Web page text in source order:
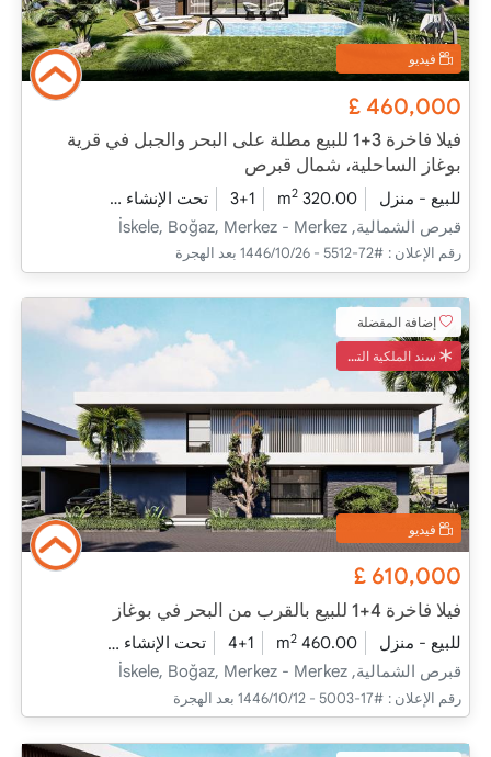
فيديو
460,000
£
فيلا فاخرة 3+1 للبيع مطلة على البحر والجبل في قرية
بوغاز الساحلية، شمال قبرص
للبيع - منزل 320.00 m
2
3+1 تحت الإنشاء
قبرص الشمالية, İskele, Boğaz, Merkez - Merkez
رقم الإعلان : #72-5512 - 26‏‏/10‏‏/1446 بعد الهجرة
إضافة المفضلة
سند الملكية التركي
فيديو
610,000
£
فيلا فاخرة 4+1 للبيع بالقرب من البحر في بوغاز
للبيع - منزل 460.00 m
2
4+1 تحت الإنشاء
قبرص الشمالية, İskele, Boğaz, Merkez - Merkez
رقم الإعلان : #17-5003 - 12‏‏/10‏‏/1446 بعد الهجرة